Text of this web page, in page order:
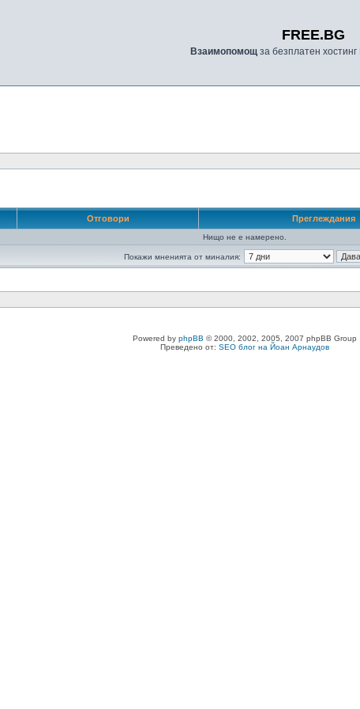
FREE.BG
Взаимопомощза безплатен хостинг
Отговори Преглеждания
Нищо не е намерено.
Покажи мненията от миналия:
Powered by phpBB © 2000, 2002, 2005, 2007 phpBB Group
Преведено от: SEO блог на Йоан Арнаудов